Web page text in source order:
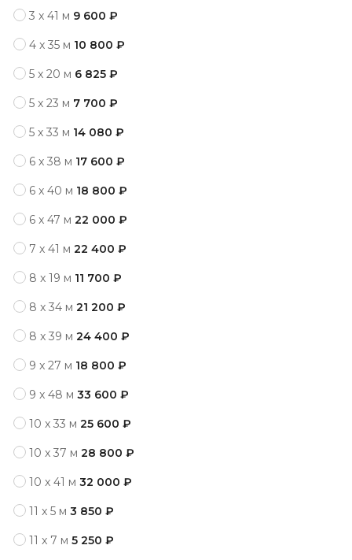
3 x 41 м 9 600 ₽
4 x 35 м 10 800 ₽
5 x 20 м 6 825 ₽
5 x 23 м 7 700 ₽
5 x 33 м 14 080 ₽
6 x 38 м 17 600 ₽
6 x 40 м 18 800 ₽
6 x 47 м 22 000 ₽
7 x 41 м 22 400 ₽
8 x 19 м 11 700 ₽
8 x 34 м 21 200 ₽
8 x 39 м 24 400 ₽
9 x 27 м 18 800 ₽
9 x 48 м 33 600 ₽
10 x 33 м 25 600 ₽
10 x 37 м 28 800 ₽
10 x 41 м 32 000 ₽
11 x 5 м 3 850 ₽
11 x 7 м 5 250 ₽